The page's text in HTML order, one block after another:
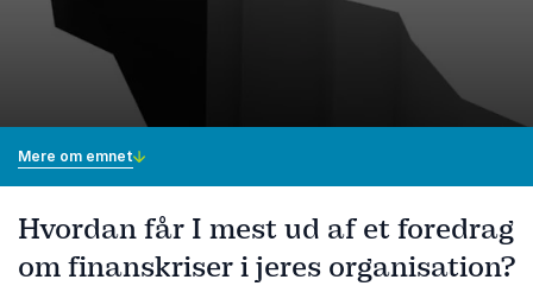
Mere om emnet
Hvordan får I mest ud af et foredrag
om finanskriser i jeres organisation?